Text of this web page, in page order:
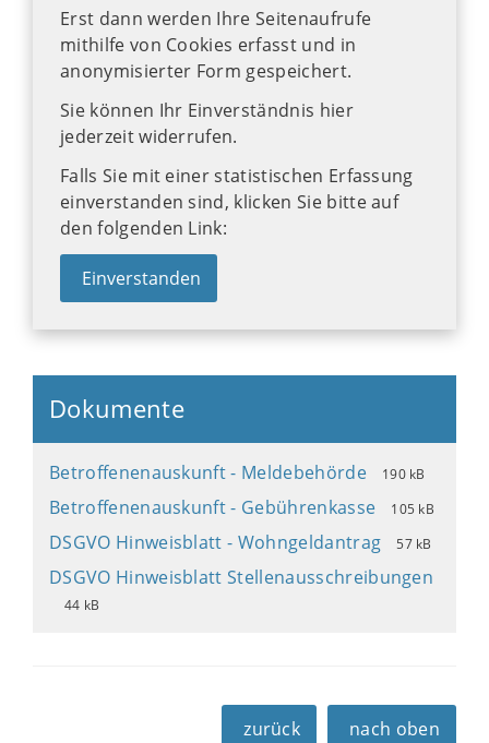
Erst dann werden Ihre Seitenaufrufe
mithilfe von Cookies erfasst und in
anonymisierter Form gespeichert.
Sie können Ihr Einverständnis hier
jederzeit widerrufen.
Falls Sie mit einer statistischen Erfassung
einverstanden sind, klicken Sie bitte auf
den folgenden Link:
Einverstanden
Dokumente
Betroffenenauskunft - Meldebehörde 190 kB
Betroffenenauskunft - Gebührenkasse 105 kB
DSGVO Hinweisblatt - Wohngeldantrag 57 kB
DSGVO Hinweisblatt Stellenausschreibungen
44 kB
zurück nach oben